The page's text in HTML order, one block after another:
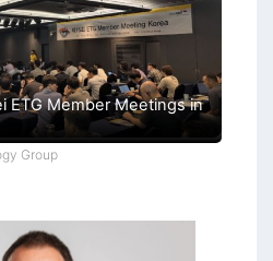
ETG Member Meetings in
Group